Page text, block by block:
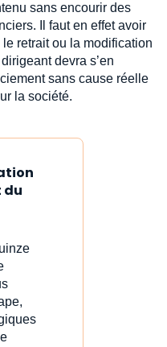
sans encourir des
Il faut en effet avoir
retrait ou la modification
devra s’en
sans cause réelle
la société.
du